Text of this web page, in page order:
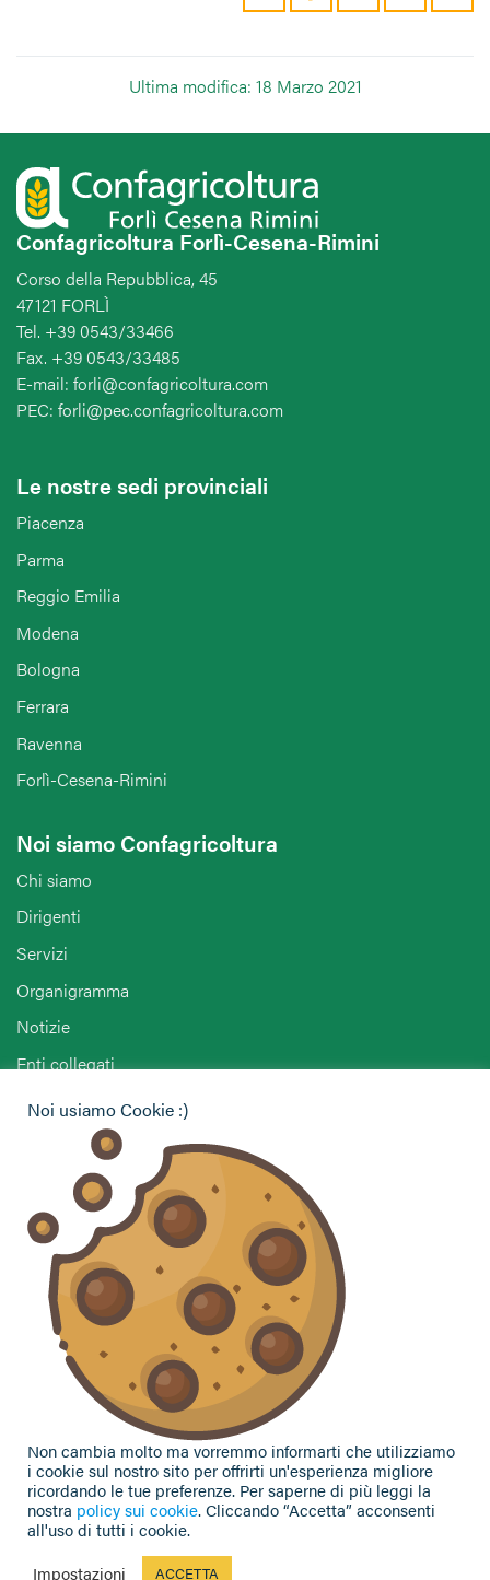
Ultima modifica: 18 Marzo 2021
Confagricoltura Forlì-Cesena-Rimini
Corso della Repubblica, 45
47121 FORLÌ
Tel. +39 0543/33466
Fax. +39 0543/33485
E-mail: forli@confagricoltura.com
PEC: forli@pec.confagricoltura.com
Le nostre sedi provinciali
Piacenza
Parma
Reggio Emilia
Modena
Bologna
Ferrara
Ravenna
Forlì-Cesena-Rimini
Noi siamo Confagricoltura
Chi siamo
Dirigenti
Servizi
Organigramma
Notizie
Enti collegati
Agriturist Forlì Cesena Rimini
ANGA Forlì Cesena Rimini
Hai bisogno di informazioni?
Vuoi contattarci per ricevere assistenza, lasciare un
commento o chiedere informazioni?
CONTATTACI
Seguici sui social
Privacy Policy|Cookie Policy
© 2002-2026 CAA Confagricoltura Emilia Romagna srl - P.IVA
Noi usiamo Cookie :)
Non cambia molto ma vorremmo informarti che utilizziamo
i cookie sul nostro sito per offrirti un'esperienza migliore
ricordando le tue preferenze. Per saperne di più leggi la
nostra policy sui cookie. Cliccando “Accetta” acconsenti
all'uso di tutti i cookie.
Impostazioni
ACCETTA